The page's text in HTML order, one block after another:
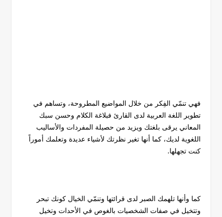
فهي تنمّي الفِكر من خلال المواضيع المطروحة، وتساهم في
تطوير اللغة العربية لدى القارئ فبلاغة الكلام وحسن سبك
المعاني يرقى بلغتك ويزيد من حصيلة المفردات والأساليب
اللغوية لديك، كما أنها تغير نظرتك لأشياء عديدة وتعلمك أموراً
كنت تجهلها.
كما وأنها تلهمك الصبر لدى قرائتها وتنمّي الخيال كونك تبحر
وتتخيل في صفات الشخصيات بالغوص في الأحدات وتخيل